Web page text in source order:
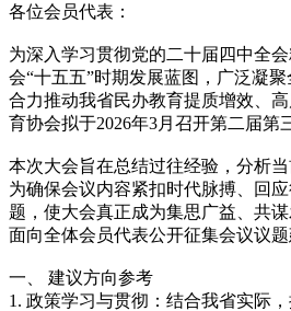
各位会员代表：
为深入学习贯彻党的二十届四中全
会“十五五”时期发展蓝图，广泛凝
合力推动我省民办教育提质增效、
育协会拟于2026年3月召开第二届第
本次大会旨在总结过往经验，分析当
为确保会议内容紧扣时代脉搏、回
题，使大会真正成为集思广益、共
面向全体会员代表公开征集会议议题
一、 建议方向参考
1. 政策学习与贯彻：结合我省实际